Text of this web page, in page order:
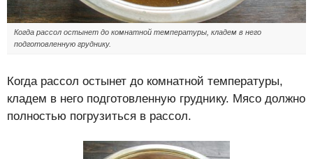
Когда рассол остынет до комнатной температуры, кладем в него
подготовленную груднику.
Когда рассол остынет до комнатной температуры,
кладем в него подготовленную груднику. Мясо должно
полностью погрузиться в рассол.